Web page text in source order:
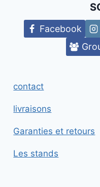
Facebook
contact
livraisons
Garanties et retours
Les stands